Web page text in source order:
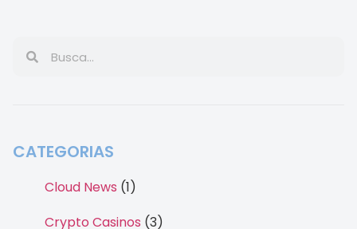
CATEGORIAS
Cloud News (1)
Crypto Casinos (3)